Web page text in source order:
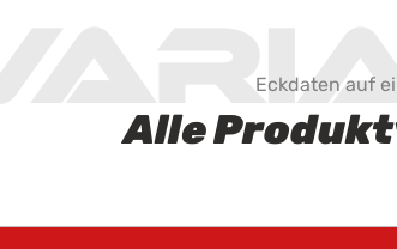
Eckdaten auf
Alle